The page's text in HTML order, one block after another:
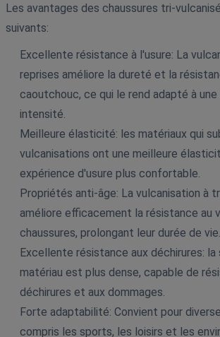
Les avantages des chaussures tri-
suivants:
Excellente résistance à l'usure: La
reprises améliore la dureté et la
caoutchouc, ce qui le rend adapté à
intensité.
Meilleure élasticité: les matériaux qui
vulcanisations ont une meilleure
expérience d'usure plus confortable.
Propriétés anti-âge: La vulcanisation à
améliore efficacement la résistance au
chaussures, prolongant leur durée de vie.
Excellente résistance aux déchirures:
matériau est plus dense, capable de
déchirures et aux dommages.
Forte adaptabilité: Convient pour
compris les sports, les loisirs et les